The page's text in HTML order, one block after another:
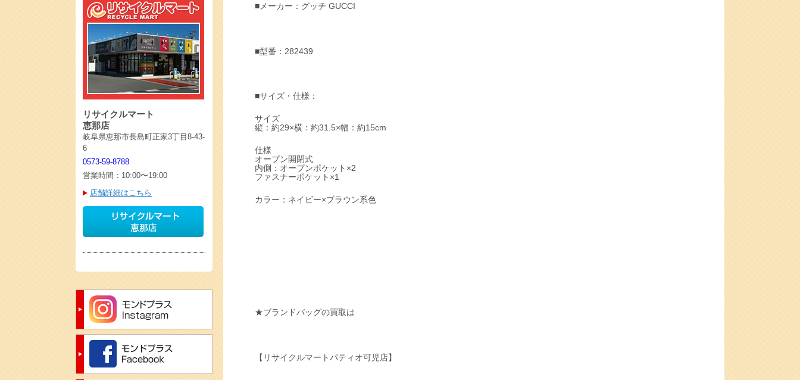
■メーカー：グッチ GUCCI
■型番：282439
■サイズ・仕様：
サイズ
縦：約29×横：約31.5×幅：約15cm
仕様
オープン開閉式
内側：オープンポケット×2
ファスナーポケット×1
カラー：ネイビー×ブラウン系色
★ブランドバッグの買取は
【リサイクルマートパティオ可児店】
リサイクルマート
恵那店
岐阜県恵那市長島町正家3丁目8-43-
6
0573-59-8788
営業時間：10:00〜19:00
店舗詳細はこちら